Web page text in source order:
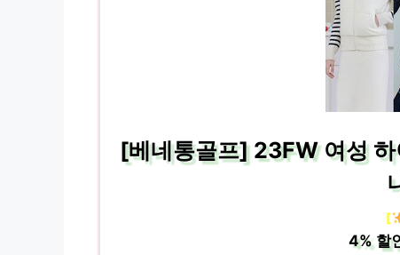
[베네통골프] 23FW 여성
[
4%할